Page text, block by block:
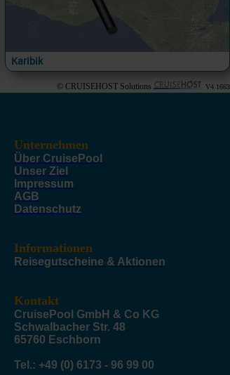
Karibik
© CRUISEHOST Solutions V4.1663
Unternehmen
Über CruisePool
Unser Ziel
Impressum
AGB
Datenschutz
Informationen
Reisegutscheine & Aktionen
Kontakt
CruisePool GmbH & Co KG
Schwalbacher Str. 48
65760 Eschborn
Tel.: +49 (0) 6173 - 96 99 00